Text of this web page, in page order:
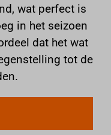
wat perfect is
in het seizoen
dat het wat
tot de